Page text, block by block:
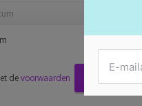
devoorwaarden